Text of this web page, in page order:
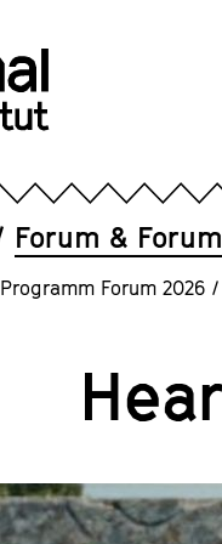
Forum &
Programm Forum 2026 /